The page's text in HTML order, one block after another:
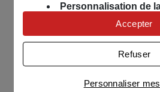
Personnalisation de
nous servons de cookies
contenus et personnaliser
Univers publicitaire:
nos partenaires des
publicités personnalisées
Connaître notre politique
Personnaliser
Refuser
Accepter